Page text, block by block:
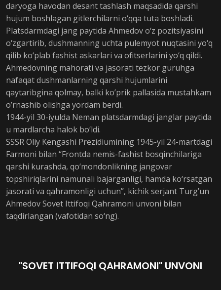
daryoga havodan desant tashlash maqsadida qarshi
hujum boshlagan gitlerchilarni o‘qqa tuta boshladi.
Platsdarmdagi jang paytida Ahmedov o‘z pozitsiyasini
o‘zgartirib, dushmanning uchta pulemyot nuqtasini yo‘q
qilib ko‘plab fashist askarlari va ofitserlarini yo‘q qildi.
Ahmedovning mahorati va jasorati tezkor guruhga
nafaqat dushmanlarning qarshi hujumlarini
qaytaribgina qolmay, balki ko’prik pallasida mustahkam
o’rnashib olishga yordam berdi.
1944-yil 30-iyulda Neman platsdarmdagi janglar paytida
u mardlarcha halok bo‘ldi.
SSSR Oliy Kengashi Prezidiumining 1945-yil 24-martdagi
Farmoni bilan “Frontda nemis-fashist bosqinchilariga
qarshi kurashda, qo‘mondonlikning jangovar
topshiriqlarini namunali bajarganligi, hamda ko‘rsatgan
jasorati va qahramonligi uchun”, kichik serjant Turg’un
Ahmedov Sovet Ittifoqi Qahramoni unvoni bilan
taqdirlangan (vafotidan so‘ng).
"SOVET ITTIFOQI QAHRAMONI" UNVONI